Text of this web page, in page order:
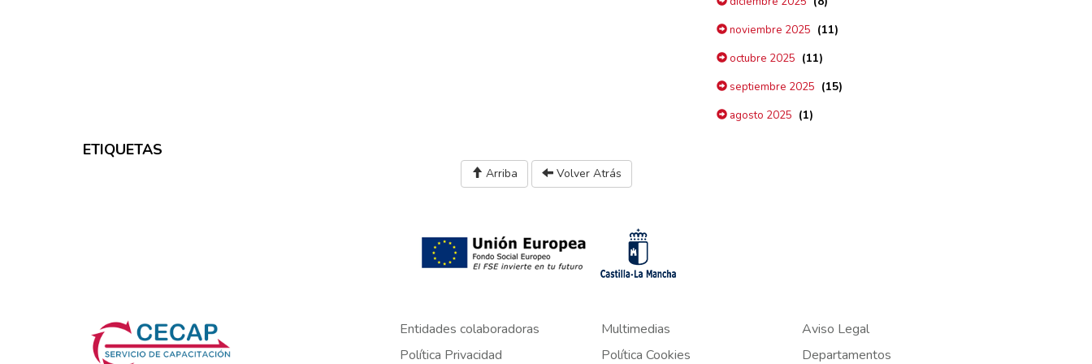
noviembre 2025 (11)
octubre 2025 (11)
septiembre 2025 (15)
agosto 2025 (1)
ETIQUETAS
Arriba Volver Atrás
Entidades colaboradoras Multimedias
Aviso Legal
Política Privacidad
Política Cookies Departamentos